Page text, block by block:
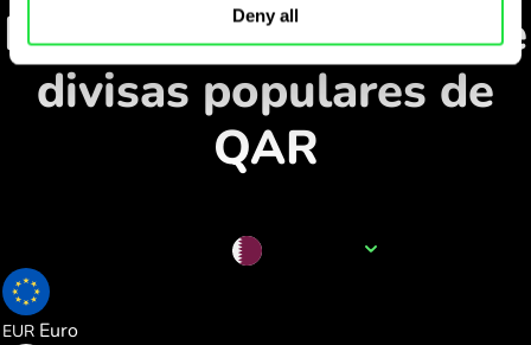
Deny all
Monitorice los pares de
divisas populares de
QAR
EUR Euro